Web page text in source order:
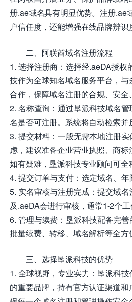
册.ae域名具有明显优势。注册.ae
户信任度，还能增强在线品牌辨识
二、阿联酋域名注册流程
1. 选择注册商：选择经.aeDA授权
技作为全球知名域名服务平台，
合作，保障域名注册的合规、安全
2. 名称查询：通过垦派科技域名
名是否可注册。系统将自动检索并
3. 提交材料：一般无需本地注册
虑，建议准备企业营业执照、商标
如有疑难，垦派科技专业顾问可全
4. 提交订单与支付：选定域名、年
5. 实名审核与注册完成：提交域
及.aeDA会进行审核，通常1-2个工
6. 管理与续费：垦派科技配备完
批量续费、转移、域名解析等全方
三、选择垦派科技的优势
1. 全球视野，专业实力：垦派科
的重要品牌，持有官方认证渠道